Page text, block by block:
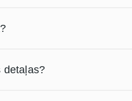
detaļas?